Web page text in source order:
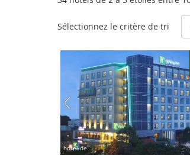
Sélectionnez le critère de tri
hotel.de